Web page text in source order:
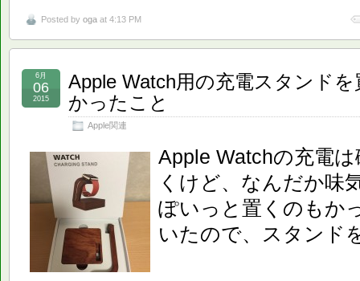
Posted by oga at 4:13 PM
Apple Watch用の充電スタンド
かったこと
Apple関連
6月
06
2015
Apple Watchの充電
くけど、なんだか味
ぽいっと置くのもか
いたので、スタンド